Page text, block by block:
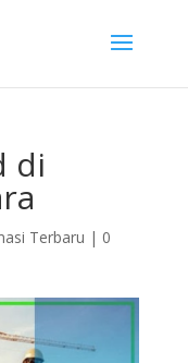
di
Terbaru | 0